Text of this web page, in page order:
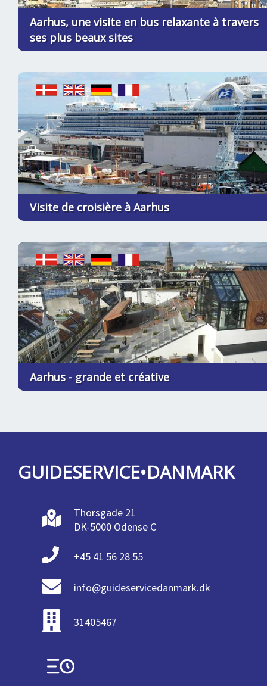
Aarhus, une visite en bus relaxante à travers
ses plus beaux sites
Visite de croisière à Aarhus
Aarhus - grande et créative
GUIDESERVICE•DANMARK
Thorsgade 21
DK-5000 Odense C
+45 41 56 28 55
info@guideservicedanmark.dk
31405467